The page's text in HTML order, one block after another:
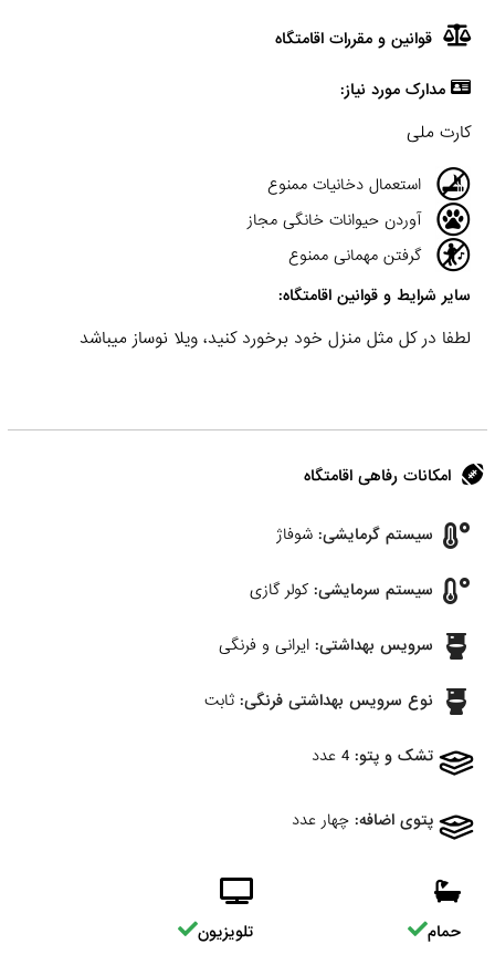
قوانین و مقررات اقامتگاه
مدارک مورد نیاز:
کارت ملی
استعمال دخانیات ممنوع
آوردن حیوانات خانگی مجاز
گرفتن مهمانی ممنوع
سایر شرایط و قوانین اقامتگاه:
لطفا در کل مثل منزل خود برخورد کنید، ویلا نوساز میباشد
امکانات رفاهی اقامتگاه
سیستم گرمایشی: شوفاژ
سیستم سرمایشی: کولر گازی
سرویس بهداشتی: ایرانی و فرنگی
نوع سرویس بهداشتی فرنگی: ثابت
تشک و پتو: 4 عدد
پتوی اضافه: چهار عدد
حمام تلویزیون